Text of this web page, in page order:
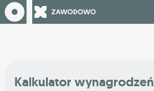
Kalkulator wynagrodzeń